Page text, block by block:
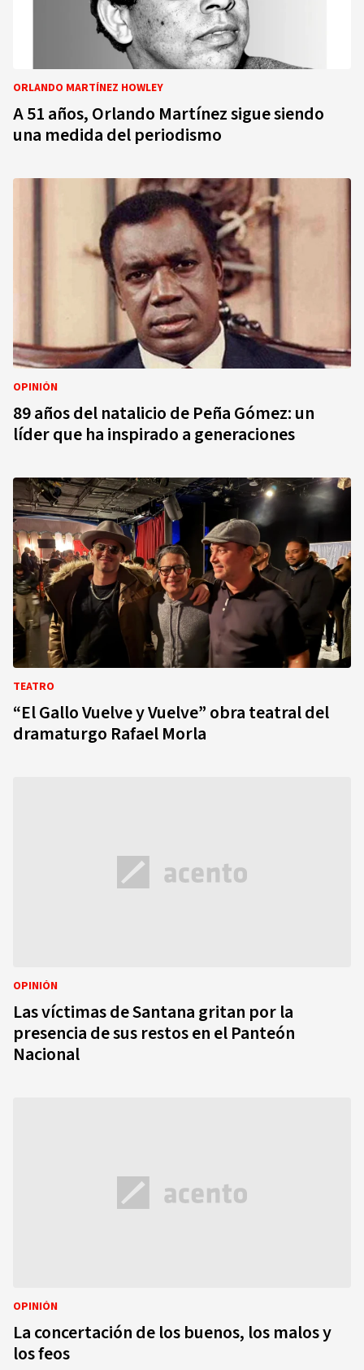
ORLANDO MARTÍNEZ HOWLEY
A 51 años, Orlando Martínez sigue siendo
una medida del periodismo
OPINIÓN
89 años del natalicio de Peña Gómez: un
líder que ha inspirado a generaciones
TEATRO
“El Gallo Vuelve y Vuelve” obra teatral del
dramaturgo Rafael Morla
OPINIÓN
Las víctimas de Santana gritan por la
presencia de sus restos en el Panteón
Nacional
OPINIÓN
La concertación de los buenos, los malos y
los feos